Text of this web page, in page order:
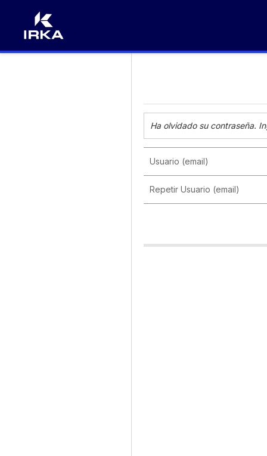
Ha olvidado su contraseña.
Usuario (email)
Repetir Usuario (email)